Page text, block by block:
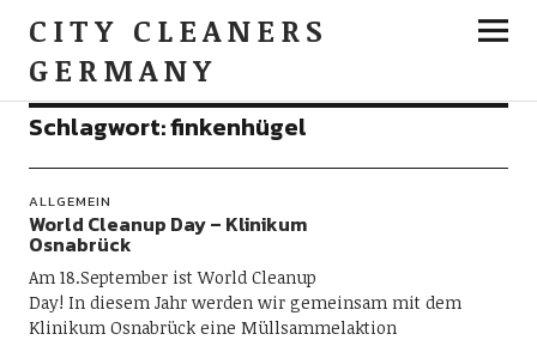
CITY CLEANERS
GERMANY
Schlagwort:finkenhügel
ALLGEMEIN
World Cleanup Day – Klinikum
Osnabrück
Am 18.September ist World Cleanup
Day! In diesem Jahr werden wir gemeinsam mit dem
Klinikum Osnabrück eine Müllsammelaktion